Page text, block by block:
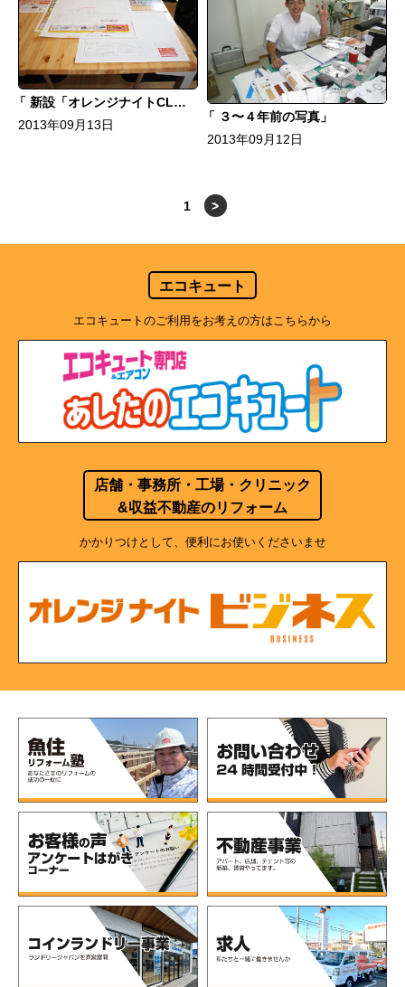
新設「オレンジナイトCLUB」掲載
2013年09月13日
３〜４年前の写真
2013年09月12日
1 >
エコキュート
エコキュートのご利用をお考えの方はこちらから
店舗・事務所・工場・クリニック
&収益不動産のリフォーム
かかりつけとして、便利にお使いくださいませ